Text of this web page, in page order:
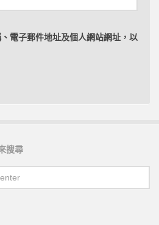
電子郵件地址及個人網站網址，以
搜尋